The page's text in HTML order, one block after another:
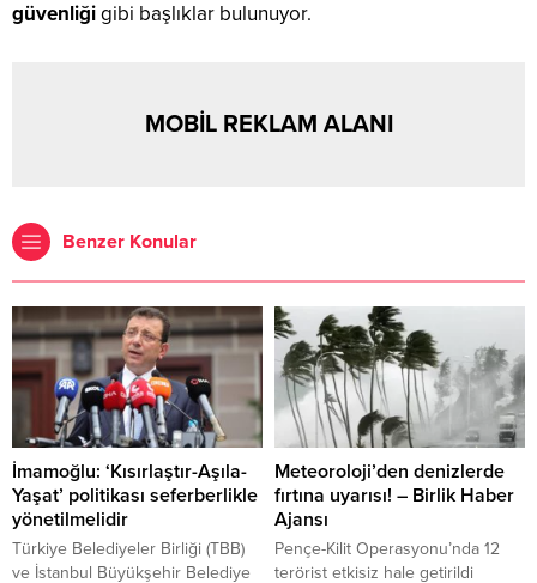
güvenliğigibi başlıklar bulunuyor.
MOBİL REKLAM ALANI
Benzer Konular
İmamoğlu: ‘Kısırlaştır-Aşıla-
Yaşat’ politikası seferberlikle
yönetilmelidir
Türkiye Belediyeler Birliği (TBB)
ve İstanbul Büyükşehir Belediye
Meteoroloji’den denizlerde
fırtına uyarısı! – Birlik Haber
Ajansı
Pençe-Kilit Operasyonu’nda 12
terörist etkisiz hale getirildi